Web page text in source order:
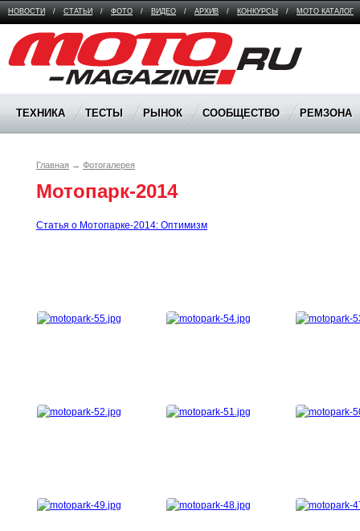
НОВОСТИ / СТАТЬИ / ФОТО / ВИДЕО / АРХИВ / КОНКУРСЫ / МОТО КАТАЛОГ
Moto Magazine
ТЕХНИКА ТЕСТЫ РЫНОК СООБЩЕСТВО РЕМЗОНА
Главная → Фотогалерея
Мотопарк-2014
Статья о Мотопарке-2014: Оптимизм